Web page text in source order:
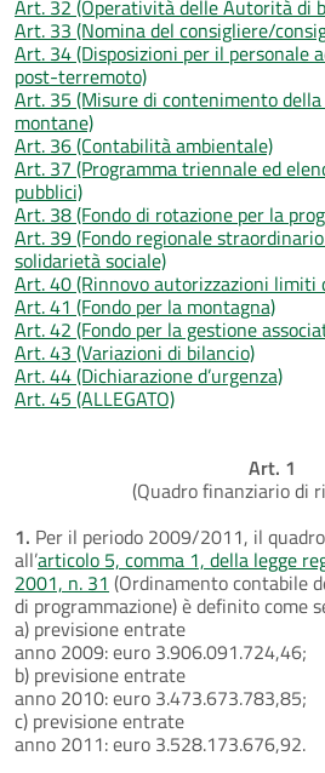
Art. 32 (Operatività delle Autorità di
Art. 33 (Nomina del consigliere/
Art. 34 (Disposizioni per il personale
post-terremoto)
Art. 35 (Misure di contenimento
montane)
Art. 36 (Contabilità ambientale)
Art. 37 (Programma triennale ed
pubblici)
Art. 38 (Fondo di rotazione per la
Art. 39 (Fondo regionale
solidarietà sociale)
Art. 40 (Rinnovo autorizzazioni limiti
Art. 41 (Fondo per la montagna)
Art. 42 (Fondo per la gestione
Art. 43 (Variazioni di bilancio)
Art. 44 (Dichiarazione d’urgenza)
Art. 45 (ALLEGATO)
Art. 1
(Quadro finanziario di
1. Per il periodo 2009/2011, il
all’articolo 5, comma 1, della legge
2001, n. 31 (Ordinamento contabile
di programmazione) è definito come
a) previsione entrate
anno 2009: euro 3.906.091.724,46;
b) previsione entrate
anno 2010: euro 3.473.673.783,85;
c) previsione entrate
anno 2011: euro 3.528.173.676,92.